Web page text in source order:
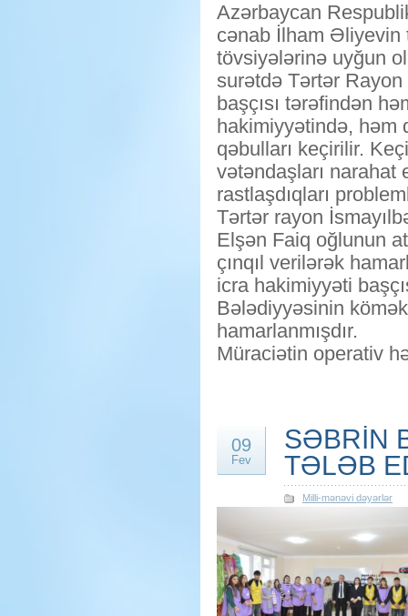
Azərbaycan
cənab İlham Əliyevin
tövsiyələrinə uyğun
surətdə Tərtər
başçısı tərəfindən
hakimiyyətində, həm
qəbulları keçirilir.
vətəndaşları narahat
rastlaşdıqları
Tərtər rayon
Elşən Faiq oğlunun
çınqıl verilərək
icra hakimiyyəti
Bələdiyyəsinin
hamarlanmışdır.
Müraciətin operativ
09
Fev
SƏBRİN
TƏLƏB
Milli-mənəvi dəyərlər